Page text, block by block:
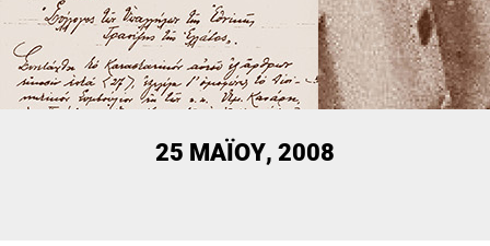
25 ΜΑΪ́ΟΥ, 2008